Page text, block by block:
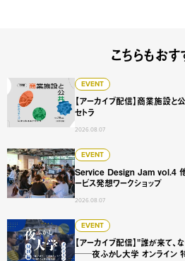
こちらもおす
EVENT
【アーカイブ配信】商業施設
セトラ
2026.08.07
【アーカイブ配信】商業施設と公
EVENT
Service Design Jam vol.4 他
ービス発想ワークショップ
2026.08.07
Service Design Jam vol.4 他社の
EVENT
【アーカイブ配信】"誰が来て
──夜ふかし大学 オンライン
【アーカイブ配信】"誰が来て、